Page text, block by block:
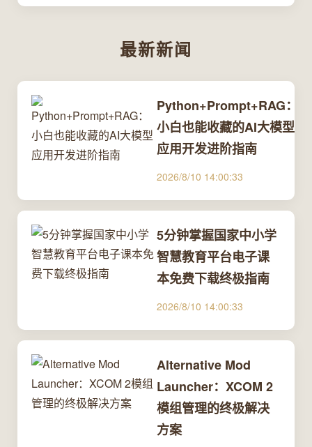
最新新闻
Python+Prompt+RAG：
小白也能收藏的AI大模型
应用开发进阶指南
2026/8/10 14:00:33
5分钟掌握国家中小学
智慧教育平台电子课
本免费下载终极指南
2026/8/10 14:00:33
Alternative Mod
Launcher：XCOM 2
模组管理的终极解决
方案